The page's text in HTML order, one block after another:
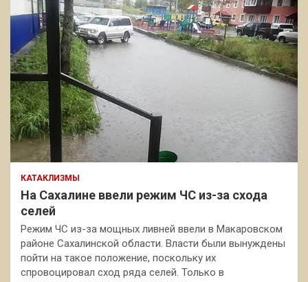
КАТАКЛИЗМЫ
На Сахалине ввели режим ЧС из-за схода
селей
Режим ЧС из-за мощных ливней ввели в Макаровском
районе Сахалинской области. Власти были вынуждены
пойти на такое положение, поскольку их
спровоцировал сход ряда селей. Только в